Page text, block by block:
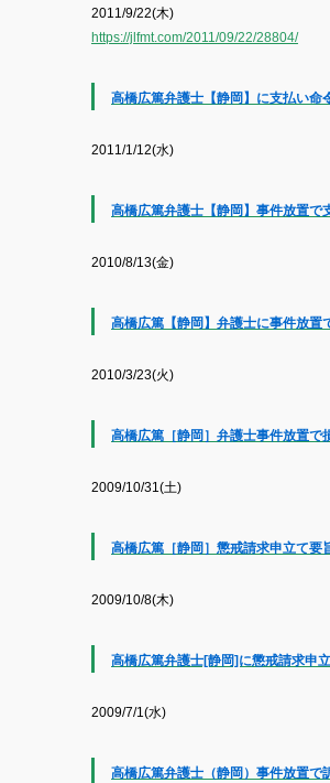
2011/9/22(木)
https://jlfmt.com/2011/09/22/28804/
高橋広篤弁護士【静岡】に支払い命
2011/1/12(水)
高橋広篤弁護士【静岡】事件放置で
2010/8/13(金)
高橋広篤【静岡】弁護士に事件放置
2010/3/23(火)
高橋広篤［静岡］弁護士事件放置で
2009/10/31(土)
高橋広篤［静岡］懲戒請求申立て要
2009/10/8(木)
高橋広篤弁護士[静岡]に懲戒請
2009/7/1(水)
高橋広篤弁護士（静岡）事件放置で